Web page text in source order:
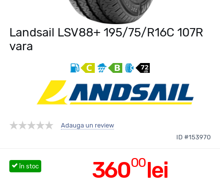
Landsail LSV88+ 195/75/R16C 107R
vara
Adauga un review
ID #153970
36000lei
în stoc